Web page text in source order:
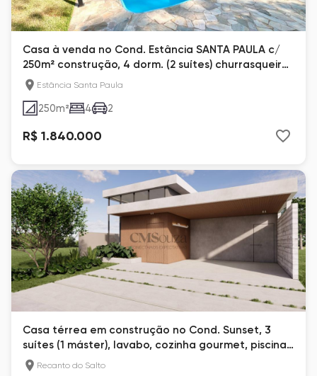
Casa à venda no Cond. Estância SANTA PAULA c/
250m² construção, 4 dorm. (2 suítes) churrasqueira,
piscina, terreno de 1.708m² com pomar e campo
de futebol
Estância Santa Paula
250m² 4 2
R$ 1.840.000
Casa térrea em construção no Cond. Sunset, 3
suítes (1 máster), lavabo, cozinha gourmet, piscina.
Entrega 08/2026
Recanto do Salto